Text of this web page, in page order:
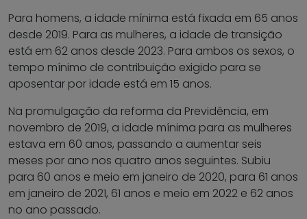
Para homens, a idade mínima está fixada em 65 anos
desde 2019. Para as mulheres, a idade de transição
está em 62 anos desde 2023. Para ambos os sexos, o
tempo mínimo de contribuição exigido para se
aposentar por idade está em 15 anos.
Na promulgação da reforma da Previdência, em
novembro de 2019, a idade mínima para as mulheres
estava em 60 anos, passando a aumentar seis
meses por ano nos quatro anos seguintes. Subiu
para 60 anos e meio em janeiro de 2020, para 61 anos
em janeiro de 2021, 61 anos e meio em 2022 e 62 anos
no ano passado.